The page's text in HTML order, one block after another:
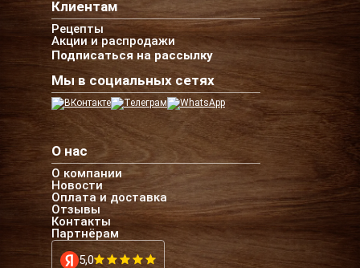
Клиентам
Рецепты
Акции и распродажи
Подписаться на рассылку
Мы в социальных сетях
О нас
О компании
Новости
Оплата и доставка
Отзывы
Контакты
Партнёрам
5,0